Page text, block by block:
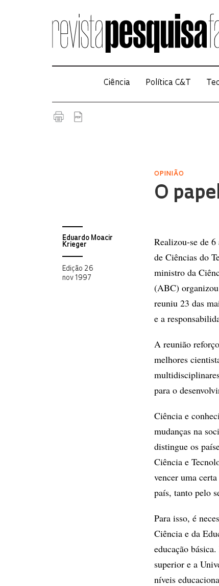
Ciência Política C&T
OPINIÃO
O
Eduardo Moacir
Krieger
Edição 26
nov 1997
Realizou-se de
de Ciências do
ministro da
(ABC)
reuniu 23 das
e a
A reunião
melhores
para o
Ciência e
mudanças na
distingue os
Ciência e
vencer uma
país, tanto pelo
Para isso, é
Ciência e da
educação
superior e a
níveis